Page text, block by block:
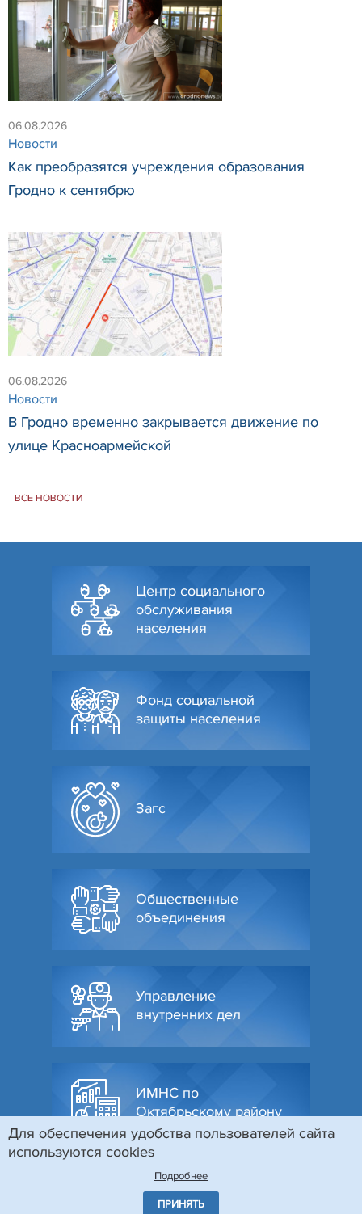
06.08.2026
Новости
Как преобразятся учреждения образования
Гродно к сентябрю
06.08.2026
Новости
В Гродно временно закрывается движение по
улице Красноармейской
ВСЕ НОВОСТИ
Центр социального
обслуживания
населения
Фонд социальной
защиты населения
Загс
Общественные
объединения
Управление
внутренних дел
ИМНС по
Октябрьскому району
© Администрация Октябрьского района г. Гродно, 2026
Для обеспечения удобства пользователей сайта
используются cookies
Подробнее
ПРИНЯТЬ